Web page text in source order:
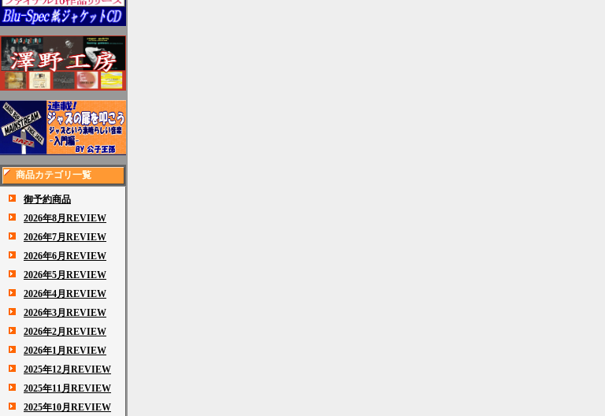
商品カテゴリ一覧
御予約商品
2026年8月REVIEW
2026年7月REVIEW
2026年6月REVIEW
2026年5月REVIEW
2026年4月REVIEW
2026年3月REVIEW
2026年2月REVIEW
2026年1月REVIEW
2025年12月REVIEW
2025年11月REVIEW
2025年10月REVIEW